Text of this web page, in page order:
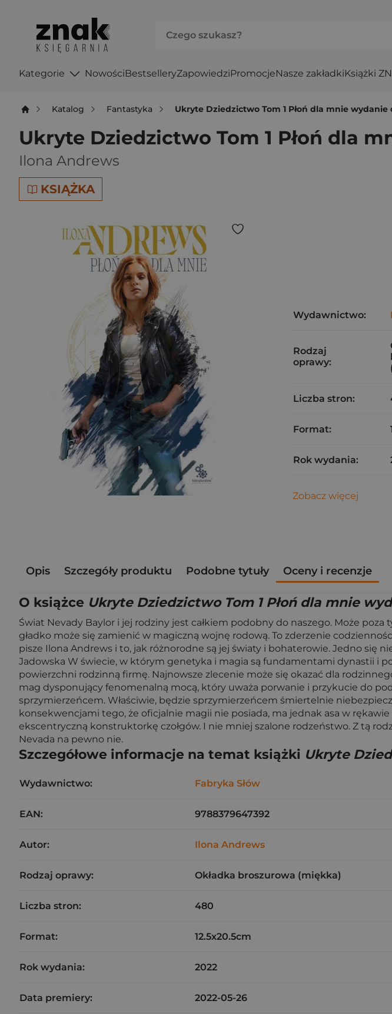
Kategorie NowościBestselleryZapowiedziPromocjeNasze zakładkiKsiążki
Katalog Fantastyka Ukryte Dziedzictwo Tom 1 Płoń dla mnie wydanie
Ukryte Dziedzictwo Tom 1 Płoń dla
Ilona Andrews
KSIĄŻKA
Wydawnictwo:
Rodzaj
oprawy:
Liczba stron:
Format:
Rok wydania:
Zobacz więcej
Opis Szczegóły produktu Podobne tytuły Oceny i recenzje
O książce Ukryte Dziedzictwo Tom 1 Płoń dla mnie
Świat Nevady Baylor i jej rodziny jest całkiem podobny do naszego. Może
gładko może się zamienić w magiczną wojnę rodową. To zderzenie
pisze Ilona Andrews i to, jak różnorodne są jej światy i bohaterowie. Jedno się
Jadowska W świecie, w którym genetyka i magia są fundamentami dynastii i
powierzchni rodzinną firmę. Najnowsze zlecenie może się okazać dla
mag dysponujący fenomenalną mocą, który uważa porwanie i przykucie do
sprzymierzeńcem. Właściwie, będzie sprzymierzeńcem śmiertelnie
konsekwencjami tego, że oficjalnie magii nie posiada, ma jednak asa w
ekscentryczną konstruktorkę czołgów. I nie mniej szalone rodzeństwo. Z tą
Nevada na pewno nie.
Szczegółowe informacje na temat książki Ukryte
Wydawnictwo: Fabryka Słów
EAN: 9788379647392
Autor: Ilona Andrews
Rodzaj oprawy: Okładka broszurowa (miękka)
Liczba stron: 480
Format: 12.5x20.5cm
Rok wydania: 2022
Data premiery: 2022-05-26